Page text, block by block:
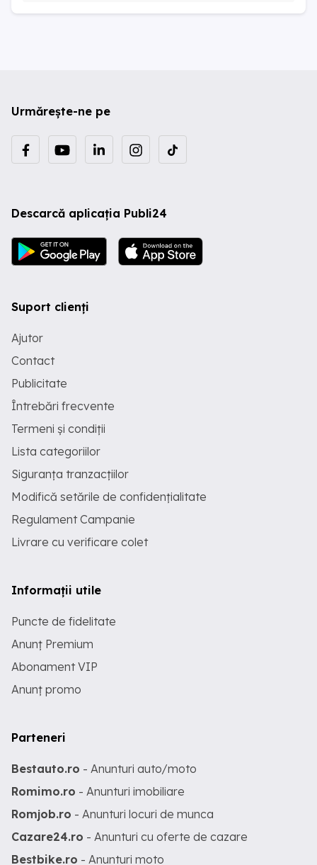
Urmărește-ne pe
Descarcă aplicația Publi24
Suport clienți
Ajutor
Contact
Publicitate
Întrebări frecvente
Termeni și condiții
Lista categoriilor
Siguranța tranzacțiilor
Modifică setările de confidențialitate
Regulament Campanie
Livrare cu verificare colet
Informații utile
Puncte de fidelitate
Anunț Premium
Abonament VIP
Anunț promo
Parteneri
Bestauto.ro - Anunturi auto/moto
Romimo.ro - Anunturi imobiliare
Romjob.ro - Anunturi locuri de munca
Cazare24.ro - Anunturi cu oferte de cazare
Bestbike.ro - Anunturi moto